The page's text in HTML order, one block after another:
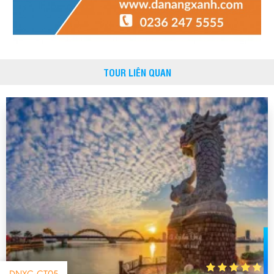
hơn xin chân thành cảm ơn công ty Đà Nẵng Xanh và hướng
dẫn viên của công ty.
Tour tổ chức tốt, thời gian đúng như lịch trình, HDV vui
ty DL Đà Nẵng Xanh
Nguyễn Thị Ngọc Diệp-Ngày gửi: 21/04/2016
Gia đình rất hài lòng về chuyến đi này, công ty làm
việc rất tốt,rất có trách nhiệm.Hướng dẫn viên với lái xe rất
nhiệt tình, chu đáo. Cảm ơn quý công ty, có dịp sẽ đi lại
Cao Thị Thúy Mai-Ngày gửi: 20/04/2016
Hướng dẫn viên với lái xe rất nhiệt tình,chu đáo. Gía
tour hợp lý, đồ ăn khá ngon, có dịp sẽ quay lại lần nữa.
Võ Thị Kiều Giang -Ngày gửi: 20/04/2016
TOUR LIÊN QUAN